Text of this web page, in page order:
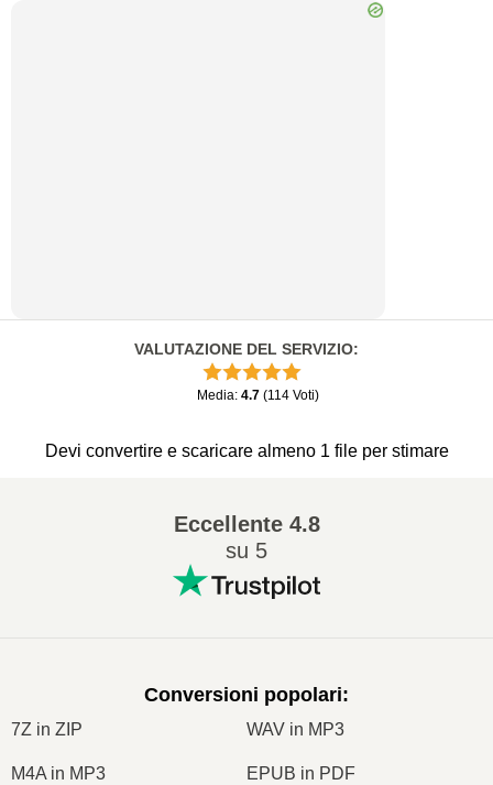
VALUTAZIONE DEL SERVIZIO:
Media: 4.7 (114 Voti)
Devi convertire e scaricare almeno 1 file per stimare
Eccellente4.8
su 5
Conversioni popolari:
7Z in ZIP WAV in MP3
M4A in MP3 EPUB in PDF